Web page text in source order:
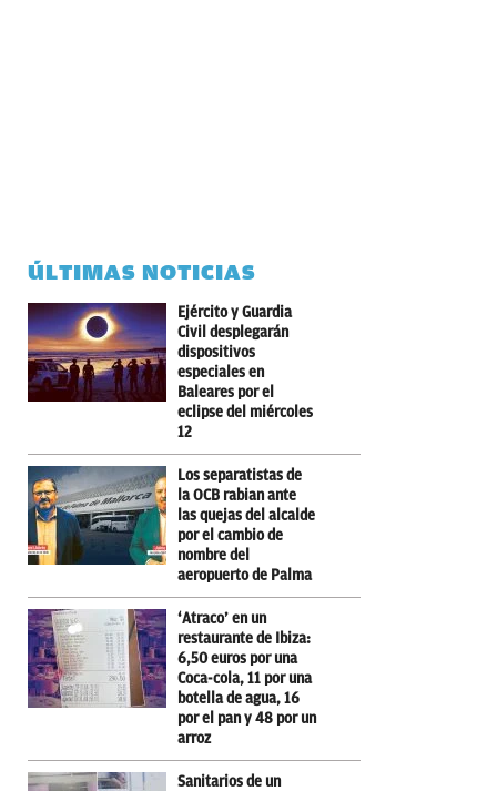
ÚLTIMAS NOTICIAS
Ejército y Guardia
Civil desplegarán
dispositivos
especiales en
Baleares por el
eclipse del miércoles
12
Los separatistas de
la OCB rabian ante
las quejas del alcalde
por el cambio de
nombre del
aeropuerto de Palma
‘Atraco’ en un
restaurante de Ibiza:
6,50 euros por una
Coca-cola, 11 por una
botella de agua, 16
por el pan y 48 por un
arroz
Sanitarios de un